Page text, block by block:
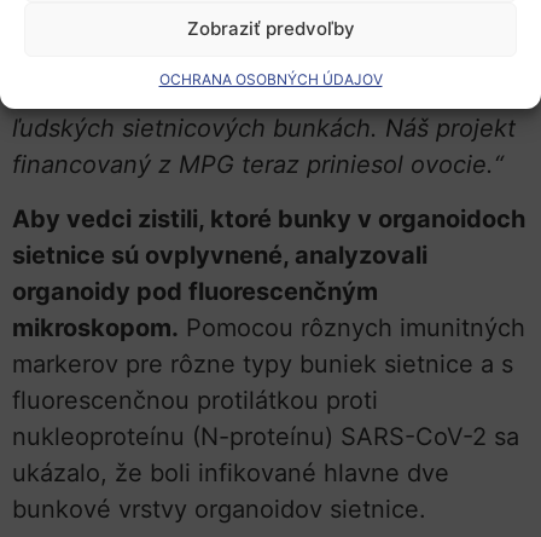
Zobraziť predvoľby
OCHRANA OSOBNÝCH ÚDAJOV
skupinu v bielej knihe „Brain Organoids:
je prvý dôkaz, že SARS-CoV-2 sa replikuje v
ľudských sietnicových bunkách. Náš projekt
financovaný z MPG teraz priniesol ovocie.“
Aby vedci zistili, ktoré bunky v organoidoch
sietnice sú ovplyvnené, analyzovali
organoidy pod fluorescenčným
mikroskopom. Pomocou rôznych imunitných
markerov pre rôzne typy buniek sietnice a s
fluorescenčnou protilátkou proti
nukleoproteínu (N-proteínu) SARS-CoV-2 sa
ukázalo, že boli infikované hlavne dve
bunkové vrstvy organoidov sietnice.